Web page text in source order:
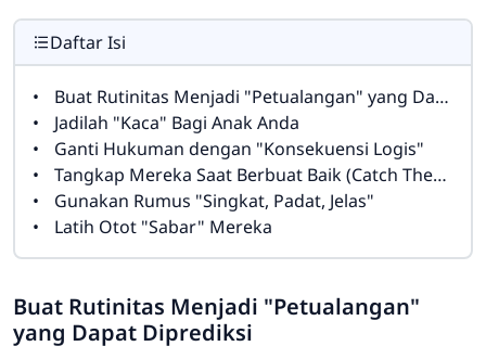
Daftar Isi
Buat Rutinitas Menjadi "Petualangan" yang Dapat Diprediksi
Jadilah "Kaca" Bagi Anak Anda
Ganti Hukuman dengan "Konsekuensi Logis"
Tangkap Mereka Saat Berbuat Baik (Catch Them Being Good)
Gunakan Rumus "Singkat, Padat, Jelas"
Latih Otot "Sabar" Mereka
Buat Rutinitas Menjadi "Petualangan"
yang Dapat Diprediksi